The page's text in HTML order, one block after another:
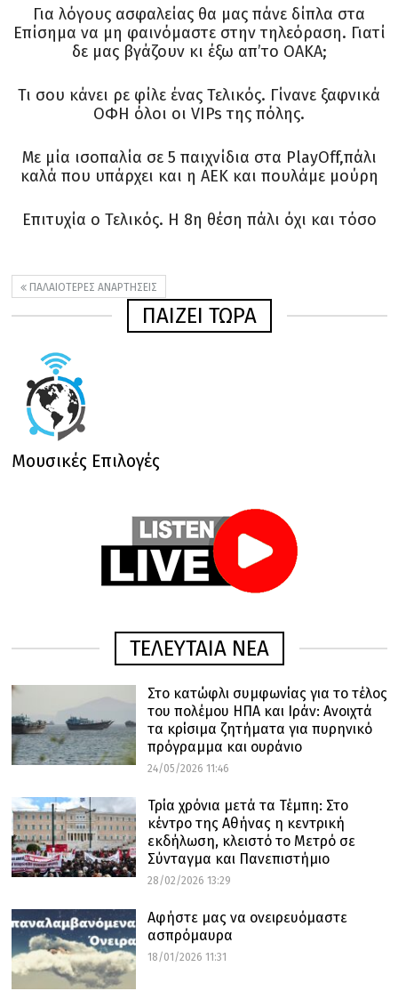
Για λόγους ασφαλείας θα μας πάνε δίπλα στα
Επίσημα να μη φαινόμαστε στην τηλεόραση. Γιατί
δε μας βγάζουν κι έξω απ’το ΟΑΚΑ;
Τι σου κάνει ρε φίλε ένας Τελικός. Γίνανε ξαφνικά
ΟΦΗ όλοι οι VIPs της πόλης.
Με μία ισοπαλία σε 5 παιχνίδια στα PlayOff,πάλι
καλά που υπάρχει και η ΑΕΚ και πουλάμε μούρη
Επιτυχία ο Τελικός. Η 8η θέση πάλι όχι και τόσο
ΠΑΛΑΙΌΤΕΡΕΣ ΑΝΑΡΤΉΣΕΙΣ
ΠΑΙΖΕΙ ΤΩΡΑ
Μουσικές Επιλογές
ΤΕΛΕΥΤΑΙΑ ΝΕΑ
Στο κατώφλι συμφωνίας για το τέλος
του πολέμου ΗΠΑ και Ιράν: Ανοιχτά
τα κρίσιμα ζητήματα για πυρηνικό
πρόγραμμα και ουράνιο
24/05/2026 11:46
Τρία χρόνια μετά τα Τέμπη: Στο
κέντρο της Αθήνας η κεντρική
εκδήλωση, κλειστό το Μετρό σε
Σύνταγμα και Πανεπιστήμιο
28/02/2026 13:29
Αφήστε μας να ονειρευόμαστε
ασπρόμαυρα
18/01/2026 11:31